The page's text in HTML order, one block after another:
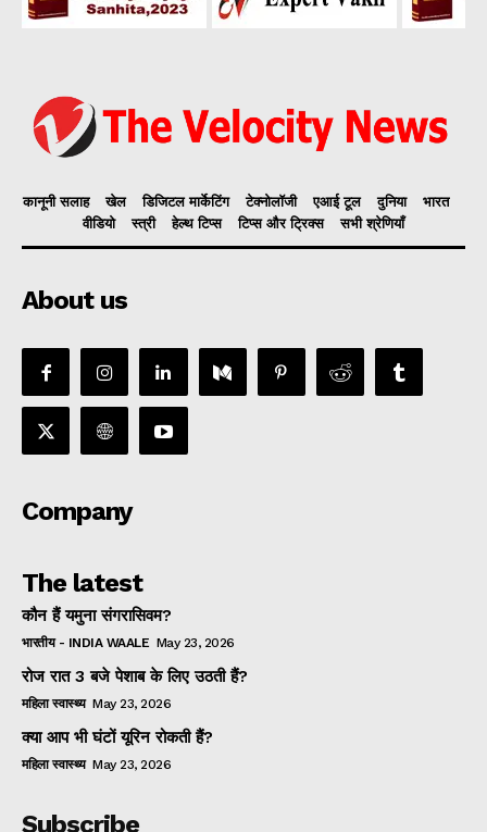
कानूनी सलाह खेल डिजिटल मार्केटिंग टेक्नोलॉजी एआई टूल दुनिया
भारत
वीडियो
स्त्री हेल्थ टिप्स टिप्स और ट्रिक्स सभी श्रेणियाँ
About us
Company
The latest
कौन हैं यमुना संगरासिवम?
भारतीय - INDIA WAALE May 23, 2026
रोज रात 3 बजे पेशाब के लिए उठती हैं?
महिला स्वास्थ्य May 23, 2026
क्या आप भी घंटों यूरिन रोकती हैं?
महिला स्वास्थ्य May 23, 2026
Subscribe